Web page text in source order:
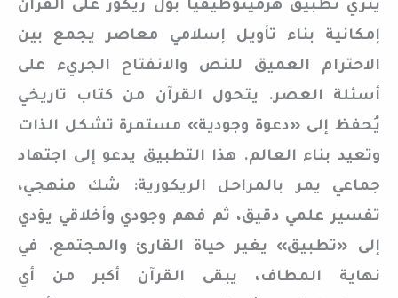
يُثري تطبيق هرمينوطيقيا بول ريكور على القرآن
إمكانية بناء تأويل إسلامي معاصر يجمع بين
الاحترام العميق للنص والانفتاح الجريء على
أسئلة العصر. يتحول القرآن من كتاب تاريخي
يُحفظ إلى «دعوة وجودية» مستمرة تشكل الذات
وتعيد بناء العالم. هذا التطبيق يدعو إلى اجتهاد
جماعي يمر بالمراحل الريكورية: شك منهجي،
تفسير علمي دقيق، ثم فهم وجودي وأخلاقي يؤدي
إلى «تطبيق» يغير حياة القارئ والمجتمع. في
نهاية المطاف، يبقى القرآن أكبر من أي